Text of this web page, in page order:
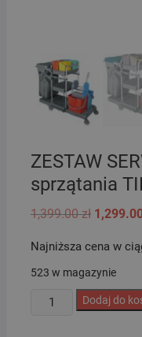
ZESTAW
sprzątania
1,399.00zł
cena
1,399.00
Najniższa cena w
523 w magazynie
ilość
Dodaj do